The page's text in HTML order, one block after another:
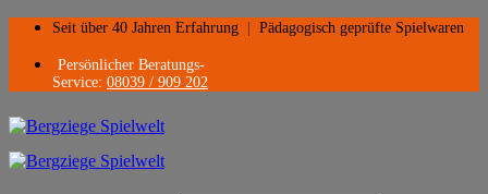
Zum
springen
Seit über 40 Jahren Erfahrung Pädagogisch geprüfte Spielwaren
Persönlicher Beratungs-
Service: 08039 / 909 202